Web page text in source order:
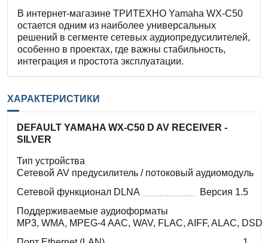
В интернет-магазине ТРИТЕХНО Yamaha WX-C50
остается одним из наиболее универсальных
решений в сегменте сетевых аудиопредусилителей,
особенно в проектах, где важны стабильность,
интеграция и простота эксплуатации.
ХАРАКТЕРИСТИКИ
DEFAULT YAMAHA WX-C50 D AV RECEIVER -
SILVER
Тип устройства
Сетевой AV предусилитель / потоковый аудиомодуль
Сетевой функционал DLNA
Версия 1.5
Поддерживаемые аудиоформаты
MP3, WMA, MPEG-4 AAC, WAV, FLAC, AIFF, ALAC, DSD